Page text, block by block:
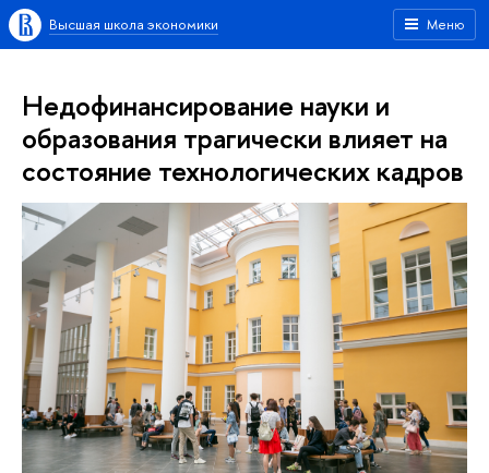
Меню
Высшая школа экономики
Недофинансирование науки и
образования трагически влияет на
состояние технологических кадров